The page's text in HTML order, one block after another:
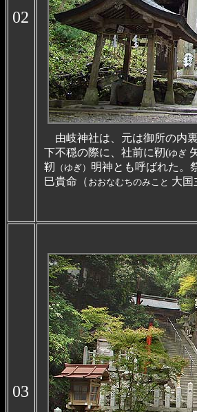
02
由岐神社は、元は御所の内
下不穏の際に、社前に靭(ゆぎ
靭
（ゆぎ） 明神とも呼ばれた。
巳貴命（ おおなむちのみこと 大国
03